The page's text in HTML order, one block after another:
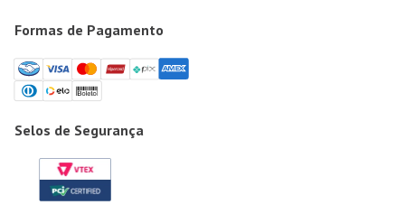
Formas de Pagamento
Selos de Segurança